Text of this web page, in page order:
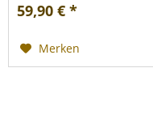
59,90 € *
Merken